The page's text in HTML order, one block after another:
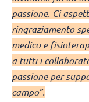
passione. Ci
ringraziamento
medico e
a tutti i
passione per
campo”.